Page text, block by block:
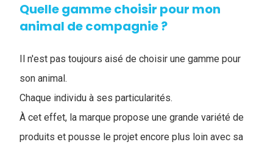
Quelle gamme choisir pour mon
animal de compagnie ?
Il n'est pas toujours aisé de choisir une gamme pour
son animal.
Chaque individu à ses particularités.
À cet effet, la marque propose une grande variété de
produits et pousse le projet encore plus loin avec sa